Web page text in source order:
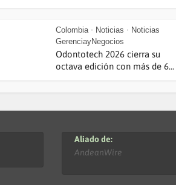
Colombia • Noticias • Noticias
GerenciayNegocios
Odontotech 2026 cierra su
octava edición con más de 6...
Aliado de:
AndeanWire